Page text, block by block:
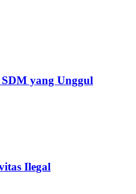
yang Unggul
Ilegal